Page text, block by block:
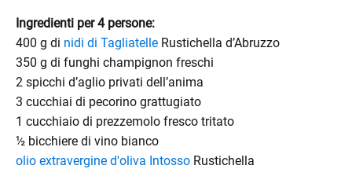
Ingredienti per 4 persone:
400 g di nidi di Tagliatelle Rustichella d’Abruzzo
350 g di funghi champignon freschi
2 spicchi d’aglio privati dell’anima
3 cucchiai di pecorino grattugiato
1 cucchiaio di prezzemolo fresco tritato
½ bicchiere di vino bianco
olio extravergine d'oliva Intosso Rustichella